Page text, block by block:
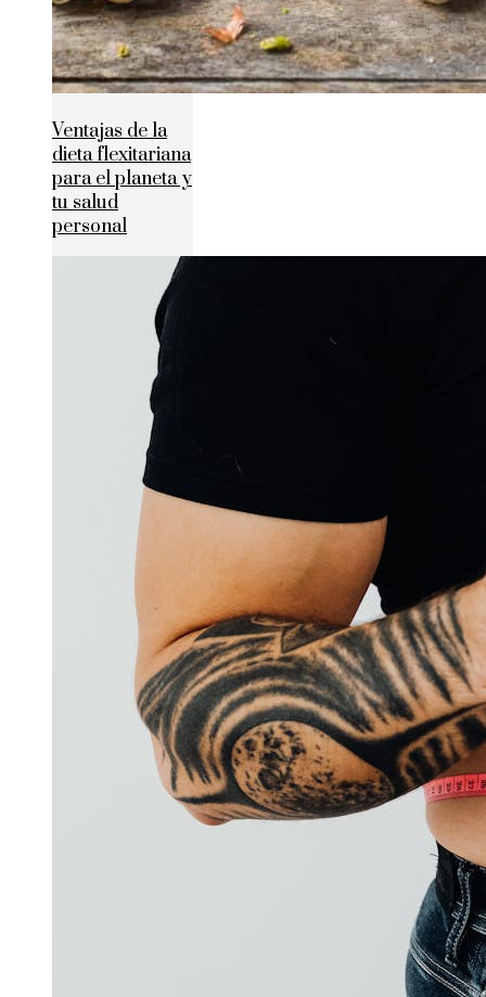
Ventajas de la
dieta flexitariana
para el planeta y
tu salud
personal